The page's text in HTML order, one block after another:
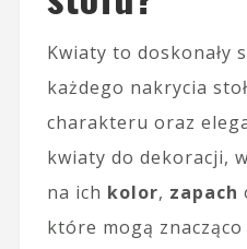
Kwiaty to doskonały
każdego nakrycia
charakteru oraz
kwiaty do dekoracji,
na ich kolor, zapach
które mogą znacząco